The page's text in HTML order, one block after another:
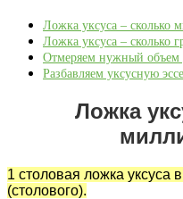
Ложка уксуса – сколько
Ложка уксуса – сколько
Отмеряем нужный объем
Разбавляем уксусную
Ложка
1 столовая ложка уксуса
(столового).